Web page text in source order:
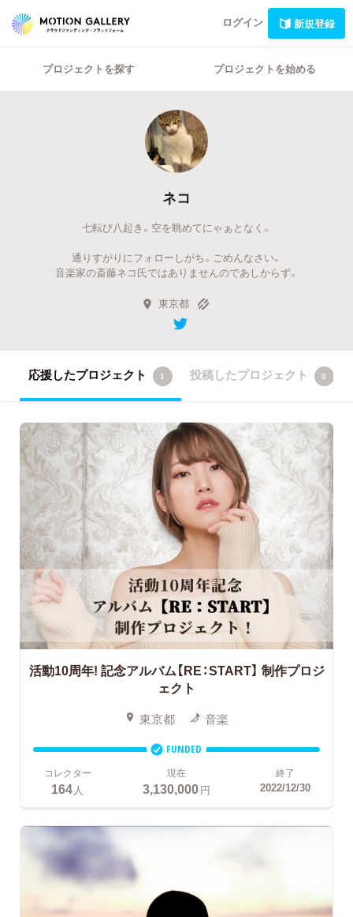
ログイン 新規登録
プロジェクトを探す プロジェクトを始める
ネコ
七転び八起き。空を眺めてにゃぁとなく。
通りすがりにフォローしがち。ごめんなさい。
音楽家の斎藤ネコ氏ではありませんのであしからず。
東京都
応援したプロジェクト 1 投稿したプロジェクト 0
活動10周年! 記念アルバム【RE：START】 制作プロジ
ェクト
東京都 音楽
FUNDED
コレクター
164 人
現在
3,130,000円
終了
2022/12/30